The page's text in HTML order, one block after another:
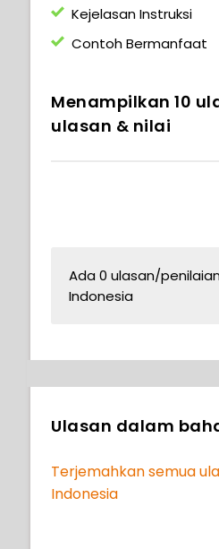
Kejelasan Instruksi
Contoh Bermanfaat
Menampilkan 10
ulasan & nilai
Ada 0 ulasan/
Indonesia
Ulasan dalam
Terjemahkan semua
Indonesia